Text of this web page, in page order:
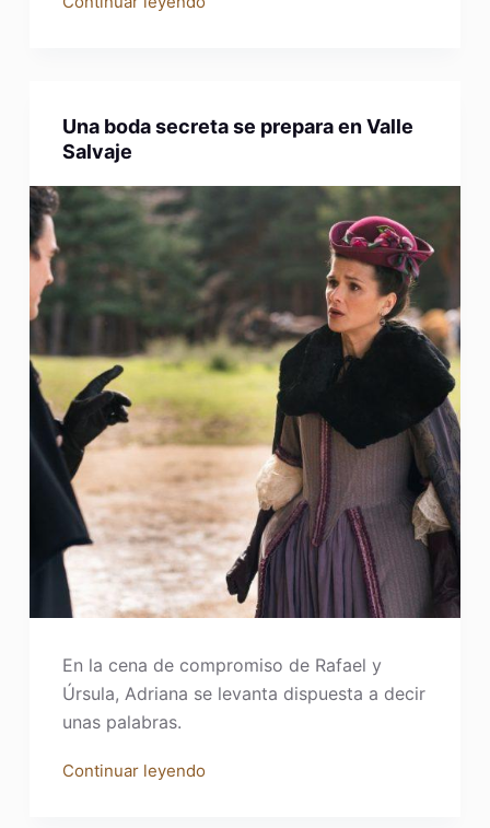
Una boda secreta se prepara en Valle
Salvaje
En la cena de compromiso de Rafael y
Úrsula, Adriana se levanta dispuesta a decir
unas palabras.
Continuar leyendo